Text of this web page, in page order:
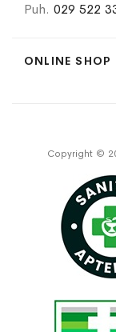
Puh. 029 522
ONLINE SHOP
Copyright ©